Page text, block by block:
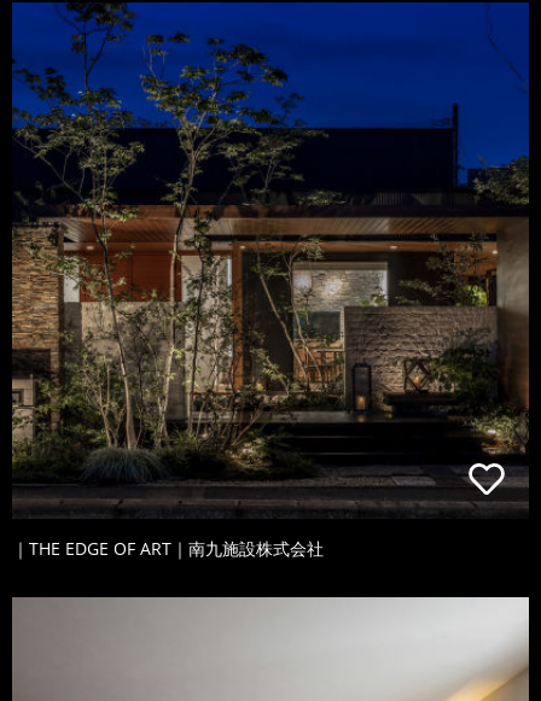
｜THE EDGE OF ART｜南九施設株式会社